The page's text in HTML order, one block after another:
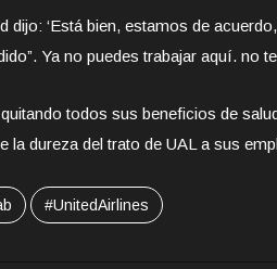
dijo: ‘Está bien, estamos de
Ya no puedes trabajar aquí. no
todos sus beneficios de
la dureza del trato de UAL a sus
#UnitedAirlines